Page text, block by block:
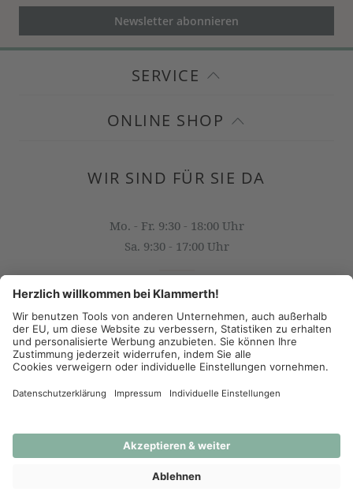
Newsletter abonnieren
SERVICE
ONLINE SHOP
WIR SIND FÜR SIE DA
Mo. - Fr. 9:30 - 18:00 Uhr
Sa. 9:30 - 17:00 Uhr
OFFICE@KLAMMERTH.AT
+43 316 825 618 0
(c) 2026 - J.K. Klammerth, Josef Hahns Erben KG